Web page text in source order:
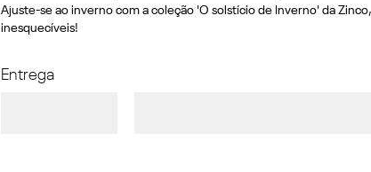
Ajuste-se ao inverno com a coleção 'O solstício de Inverno' da
inesquecíveis!
Entrega